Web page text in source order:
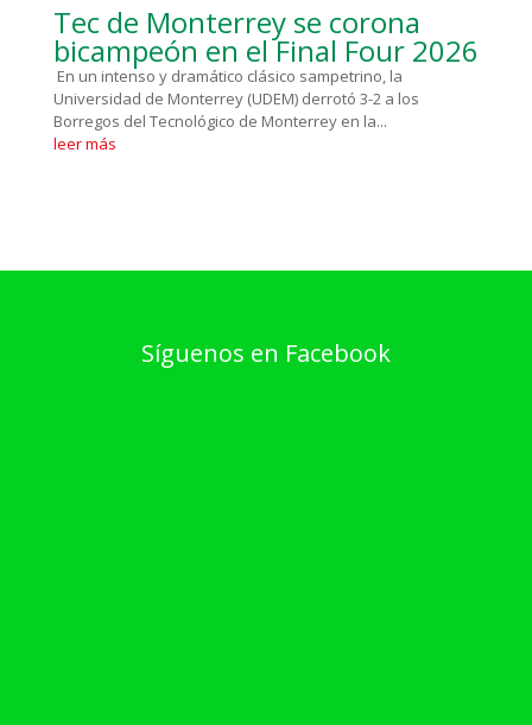
Tec de Monterrey se corona
bicampeón en el Final Four 2026
En un intenso y dramático clásico sampetrino, la
Universidad de Monterrey (UDEM) derrotó 3-2 a los
Borregos del Tecnológico de Monterrey en la...
leer más
Síguenos en Facebook